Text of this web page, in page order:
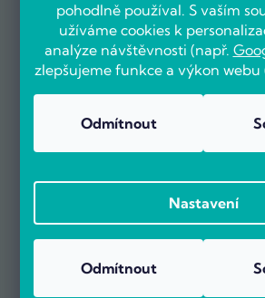
pohodlně používal. S vaším
užíváme cookies k
analýze návštěvnosti (např.
zlepšujeme funkce a výkon webu
Odmítnout
Nastavení
Odmítnout